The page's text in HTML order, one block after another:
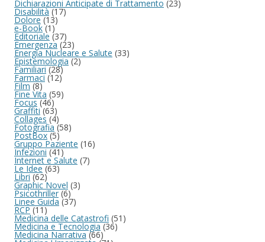
Dichiarazioni Anticipate di Trattamento (23)
Disabilità(17)
Dolore(13)
e-Book(1)
Editoriale (37)
Emergenza (23)
Energia Nucleare e Salute (33)
Epistemologia(2)
Familiari(28)
Farmaci(12)
Film(8)
Fine Vita (59)
Focus(46)
Graffiti(63)
Collages (4)
Fotografia (58)
PostBox(5)
Gruppo Paziente (16)
Infezioni(41)
Internet e Salute (7)
Le Idee(63)
Libri(62)
Graphic Novel (3)
Psicothriller(6)
Linee Guida (37)
RCP(11)
Medicina delle Catastrofi (51)
Medicina e Tecnologia(36)
Medicina Narrativa(66)